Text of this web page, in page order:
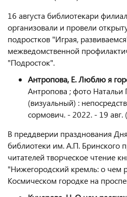
16 августа библиотекари
организовали и провели
подростков "Играя,
межведомственной
"Подросток".
Антропова, Е. Люблю я
Антропова ; фото Натальи
(визуальный) :
сормович. - 2022. - 19
В преддверии празднования
библиотеки им. А.П. Бринского
читателей творческое чтение
"Нижегородский кремль: о чем
Космическом городке на